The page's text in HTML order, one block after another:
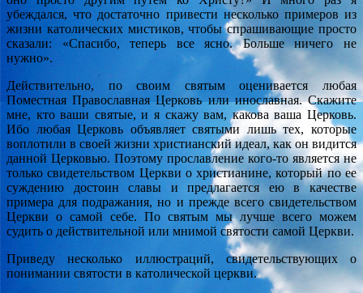
убеждался, что достаточно привести несколько примеров из
жизни католических мистиков, чтобы спрашивающие просто
сказали: «Спасибо, теперь все ясно. Больше ничего не
нужно».
Действительно, по своим святым оценивается любая
Поместная Православная Церковь или инославная. Скажите
мне, кто ваши святые, и я скажу вам, какова ваша Церковь.
Ибо любая Церковь объявляет святыми лишь тех, которые
воплотили в своей жизни христианский идеал, как он видится
данной Церковью. Поэтому прославление кого-то является не
только свидетельством Церкви о христианине, который по ее
суждению достоин славы и предлагается ею в качестве
примера для подражания, но и прежде всего свидетельством
Церкви о самой себе. По святым мы лучше всего можем
судить о действительной или мнимой святости самой Церкви.
Приведу несколько иллюстраций, свидетельствующих о
понимании святости в католической церкви.